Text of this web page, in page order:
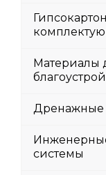
Материалы
Дренажные
системы